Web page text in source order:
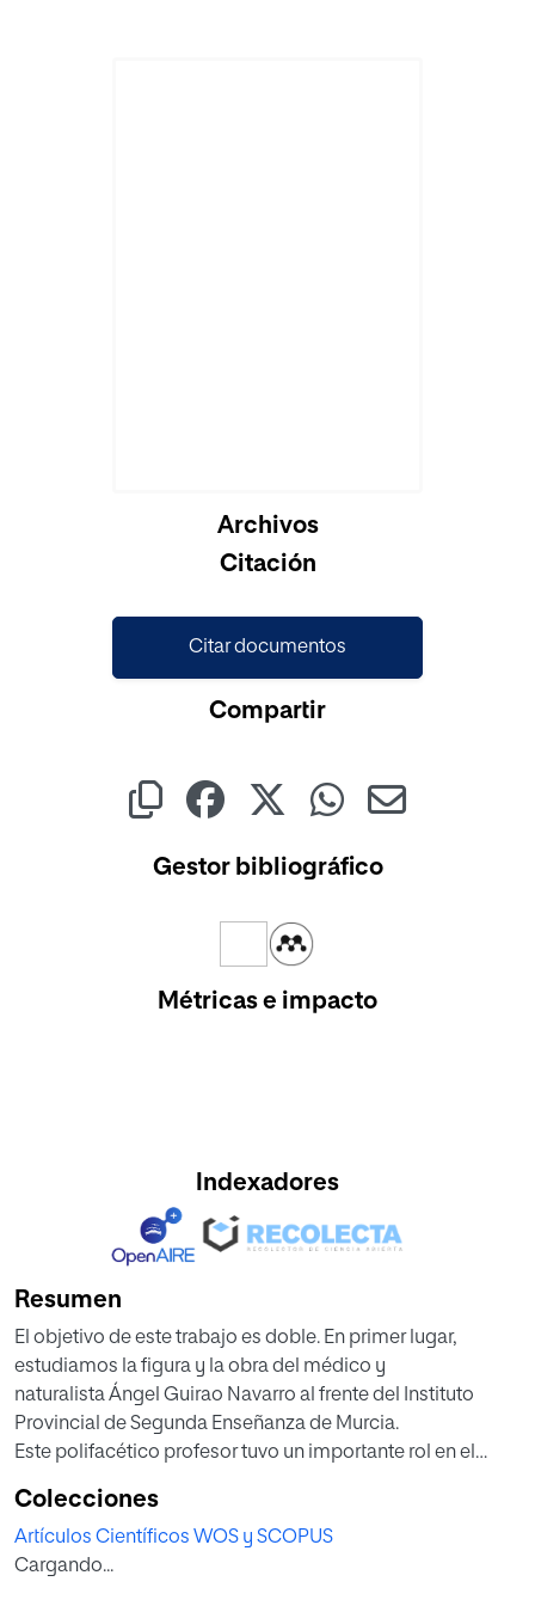
Archivos
Citación
Citar documentos
Compartir
Gestor bibliográfico
Métricas e impacto
Indexadores
Resumen
El objetivo de este trabajo es doble. En primer lugar,
estudiamos la figura y la obra del médico y
naturalista Ángel Guirao Navarro al frente del Instituto
Provincial de Segunda Enseñanza de Murcia.
Este polifacético profesor tuvo un importante rol en el
enseñanza práctica de la Historia Natural, dándoles
contenido con la aportación de objetos naturales
recolectados por él o adquiridos por el Instituto. También
Colecciones
Artículos Científicos WOS y SCOPUS
Cargando...